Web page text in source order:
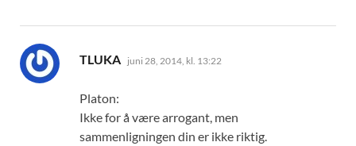
TLUKA sier:
juni 28, 2014, kl. 13:22
Platon:
Ikke for å være arrogant, men
sammenligningen din er ikke riktig.